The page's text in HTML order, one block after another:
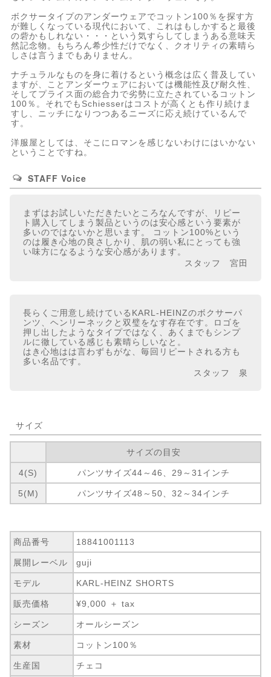
ボクサータイプのアンダーウェアでコットン100％を探す方
が難しくなっている現代において、これはもしかすると最後
の砦かもしれない・・・という気すらしてしまうある意味天
然記念物。もちろん希少性だけでなく、クオリティの素晴ら
しさは言うまでもありません。
ナチュラルなものを身に着けるという概念は広く普及してい
ますが、ことアンダーウェアにおいては機能性及び耐久性、
そしてプライス面の総合力で劣勢に立たされているコットン
100％。それでもSchiesserはコストが高くとも作り続けま
すし、ニッチになりつつあるニーズに応え続けているんで
す。
洋服屋としては、そこにロマンを感じないわけにはいかない
ということですね。
STAFF Voice
まずはお試しいただきたいところなんですが、リピー
ト購入してしまう製品というのは安心感という要素が
多いのではないかと思います。 コットン100%という
のは履き心地の良さしかり、肌の弱い私にとっても強
い味方になるような安心感があります。
スタッフ 宮田
長らくご用意し続けているKARL-HEINZのボクサーパ
ンツ、ヘンリーネックと双璧をなす存在です。ロゴを
押し出したようなタイプではなく、あくまでもシンプ
ルに徹している感じも素晴らしいなと。
はき心地はは言わずもがな、毎回リピートされる方も
多い名品です。
スタッフ 泉
サイズ
サイズの目安
4(S) パンツサイズ44～46、29～31インチ
5(M) パンツサイズ48～50、32～34インチ
商品番号 18841001113
展開レーベル guji
モデル KARL-HEINZ SHORTS
販売価格 ¥9,000 ＋ tax
シーズン オールシーズン
素材 コットン100％
生産国 チェコ